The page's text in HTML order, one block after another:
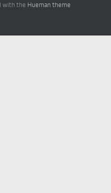
with the Hueman theme